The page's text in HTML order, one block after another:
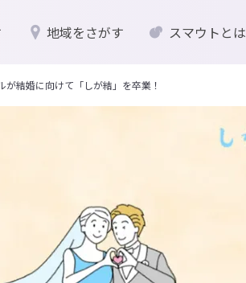
地域をさがす スマウトとは
が結婚に向けて「しが結」を卒業！